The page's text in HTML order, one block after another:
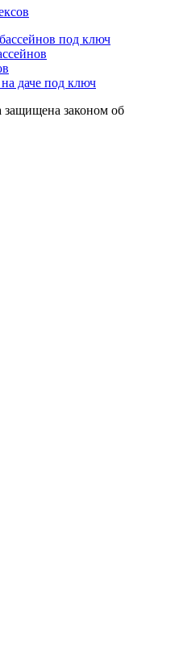
под ключ
даче под ключ
законом об